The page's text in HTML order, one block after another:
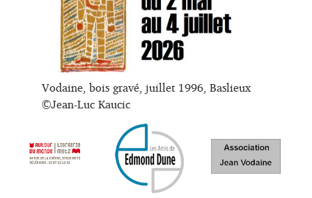
Vodaine, bois gravé, juillet 1996, Baslieux
©Jean-Luc Kaucic